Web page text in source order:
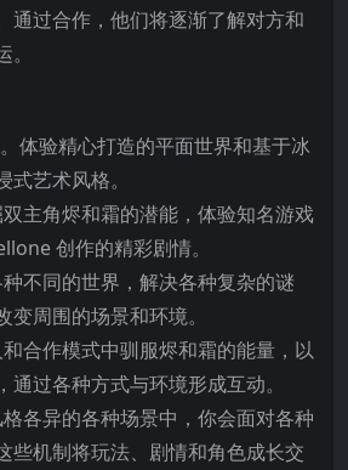
通过合作，他们将逐渐了解对方和
体验精心打造的平面世界和基于冰
艺术风格。
双主角烬和霜的潜能，体验知名游戏
创作的精彩剧情。
种不同的世界，解决各种复杂的谜
周围的场景和环境。
合作模式中驯服烬和霜的能量，以
通过各种方式与环境形成互动。
各异的各种场景中，你会面对各种
些机制将玩法、剧情和角色成长交